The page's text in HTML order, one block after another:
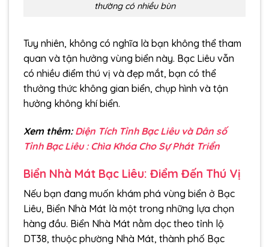
thường có nhiều bùn
Tuy nhiên, không có nghĩa là bạn không thể tham
quan và tận hưởng vùng biển này. Bạc Liêu vẫn
có nhiều điểm thú vị và đẹp mắt, bạn có thể
thưởng thức không gian biển, chụp hình và tận
hưởng không khí biển.
Xem thêm:Diện Tích Tỉnh Bạc Liêu và Dân số
Tỉnh Bạc Liêu : Chìa Khóa Cho Sự Phát Triển
Biển Nhà Mát Bạc Liêu: Điểm Đến Thú Vị
Nếu bạn đang muốn khám phá vùng biển ở Bạc
Liêu, Biển Nhà Mát là một trong những lựa chọn
hàng đầu. Biển Nhà Mát nằm dọc theo tỉnh lộ
DT38, thuộc phường Nhà Mát, thành phố Bạc